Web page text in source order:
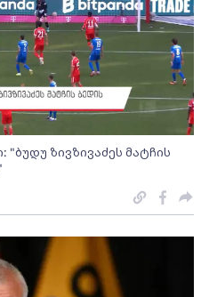
ზივზივაძეს მატჩის